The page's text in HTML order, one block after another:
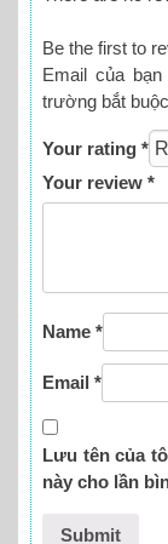
Be the first to
Email của
trường bắt
Your rating *
Your review *
Name *
Email *
Lưu tên của
này cho lần